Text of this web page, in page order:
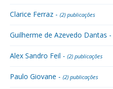
Clarice Ferraz - (2) publicações
Guilherme de Azevedo Dantas -
Alex Sandro Feil - (2) publicações
Paulo Giovane - (2) publicações